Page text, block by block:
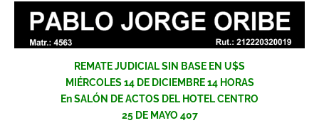
REMATE JUDICIAL SIN BASE EN U$S
MIÉRCOLES 14 DE DICIEMBRE 14 HORAS
En SALÓN DE ACTOS DEL HOTEL CENTRO
25 DE MAYO 407